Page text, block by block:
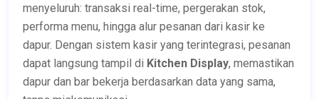
menyeluruh: transaksi real-time, pergerakan stok,
performa menu, hingga alur pesanan dari kasir ke
dapur. Dengan sistem kasir yang terintegrasi, pesanan
dapat langsung tampil di Kitchen Display, memastikan
dapur dan bar bekerja berdasarkan data yang sama,